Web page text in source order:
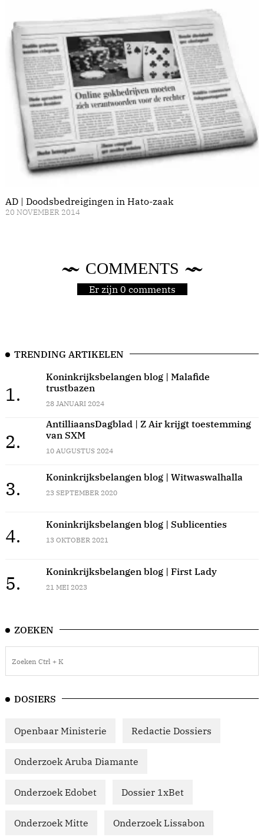
AD | Doodsbedreigingen in Hato-zaak
20 NOVEMBER 2014
COMMENTS
Er zijn 0 comments
TRENDING ARTIKELEN
1.
Koninkrijksbelangen blog | Malafide
trustbazen
28 JANUARI 2024
2.
AntilliaansDagblad | Z Air krijgt toestemming
van SXM
10 AUGUSTUS 2024
3.
Koninkrijksbelangen blog | Witwaswalhalla
23 SEPTEMBER 2020
4.
Koninkrijksbelangen blog | Sublicenties
13 OKTOBER 2021
5.
Koninkrijksbelangen blog | First Lady
21 MEI 2023
ZOEKEN
DOSIERS
Openbaar Ministerie Redactie Dossiers
Onderzoek Aruba Diamante
Onderzoek Edobet Dossier 1xBet
Onderzoek Mitte Onderzoek Lissabon